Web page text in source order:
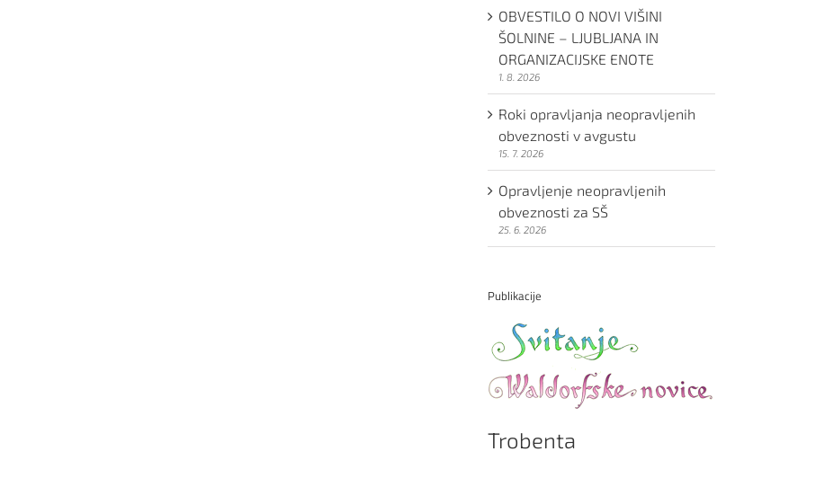
OBVESTILO O NOVI VIŠINI
ŠOLNINE – LJUBLJANA IN
ORGANIZACIJSKE ENOTE
1. 8. 2026
Roki opravljanja neopravljenih
obveznosti v avgustu
15. 7. 2026
Opravljenje neopravljenih
obveznosti za SŠ
25. 6. 2026
Publikacije
Trobenta